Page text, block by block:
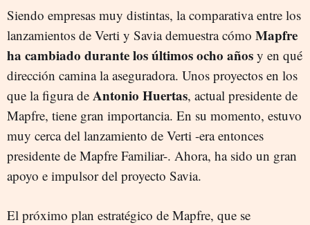
Siendo empresas muy distintas, la comparativa entre los
lanzamientos de Verti y Savia demuestra cómo Mapfre
ha cambiado durante los últimos ocho años y en qué
dirección camina la aseguradora. Unos proyectos en los
que la figura de Antonio Huertas, actual presidente de
Mapfre, tiene gran importancia. En su momento, estuvo
muy cerca del lanzamiento de Verti -era entonces
presidente de Mapfre Familiar-. Ahora, ha sido un gran
apoyo e impulsor del proyecto Savia.
El próximo plan estratégico de Mapfre, que se